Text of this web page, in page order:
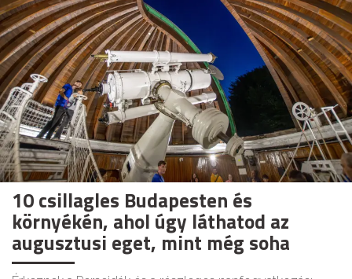
10 csillagles Budapesten és
környékén, ahol úgy láthatod az
augusztusi eget, mint még soha